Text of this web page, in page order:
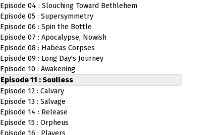
Episode 04 : Slouching Toward Bethlehem
Episode 05 : Supersymmetry
Episode 06 : Spin the Bottle
Episode 07 : Apocalypse, Nowish
Episode 08 : Habeas Corpses
Episode 09 : Long Day's Journey
Episode 10 : Awakening
Episode 11 : Soulless
Episode 12 : Calvary
Episode 13 : Salvage
Episode 14 : Release
Episode 15 : Orpheus
Episode 16 : Players